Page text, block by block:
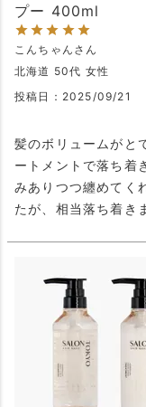
プー 400ml
こんちゃん
北海道 50代 女性
投稿日
2025/09/21
髪のボリュームがと
ートメントで落ち着
みありつつ纏めてく
たが、相当落ち着き